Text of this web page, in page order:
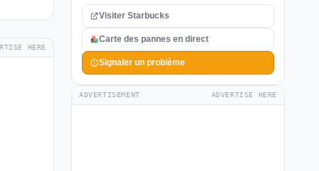
HERE
Visiter Starbucks
Carte des pannes en direct
Signaler un problème
ADVERTISEMENT ADVERTISE HERE